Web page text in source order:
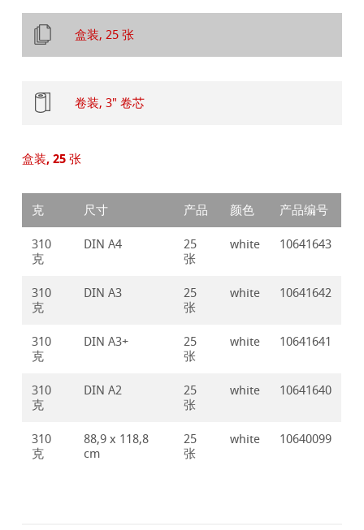
盒装, 25 张
卷装, 3" 卷芯
盒装, 25 张
克 尺寸 产品 颜色 产品编号
310
克
DIN A4
25
张
white 10641643
310
克
DIN A3
25
张
white 10641642
310
克
DIN A3+
25
张
white 10641641
310
克
DIN A2
25
张
white 10641640
310
克
88,9 x 118,8
cm
25
张
white 10640099